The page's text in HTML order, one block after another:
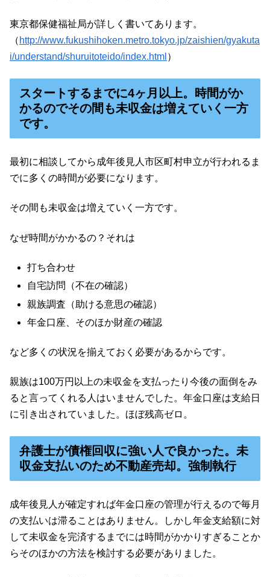
東京都保健福祉局が詳しく書いてあります。
（ http://www.fukushihoken.metro.tokyo.jp/zaishien/gyakuta
i/understand/shuruitoteido/index.html ）
スタートするまでに4ヶ月以上。時間がか
かるのでその間も未収金は増えていく一方
です。
最初に相談してから成年後見人市区町村申立が行われるま
でに多くの時間が必要になります。
その間も未収金は増えていく一方です。
なぜ時間がかかるの？それは
打ち合わせ
自宅訪問（不在の確認）
親族調査（助ける意思の確認）
年金口座、そのほか財産の確認
など多くの状況を揃えておく必要があるからです。
親族は100万円以上の未収金を支払ったり今後の面倒をみ
ると言ってくれる人はいませんでした。年金口座は支給日
に引き出されていました。ほぼ残高ゼロ。
弁護士が債権回収に強い人で良かった。未
収金支払いのため不動産売却。強制執行
成年後見人が確定すれば年金口座の管理が行えるので毎月
の支払いは滞ることはありません。しかし年金支給額に対
して未収金を完済するまでには時間がかかりすぎることか
らそのほかの方法を検討する必要がありました。